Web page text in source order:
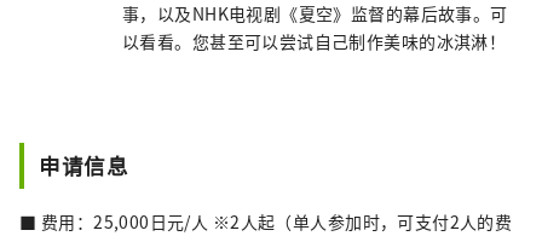
事，以及NHK电视剧《夏空》监督的幕后故事。可
以看看。您甚至可以尝试自己制作美味的冰淇淋！
申请信息
■ 费用：25,000日元/人 ※2人起（单人参加时，可支付2人的费